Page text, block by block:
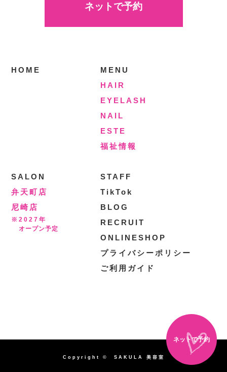
ネットで予約
ネットで予約
HOME
MENU
HAIR
EYELASH
NAIL
ESTE
福祉情報
SALON
弁天町店
尼崎店
※2027年
オープン予定
STAFF
TikTok
BLOG
RECRUIT
ONLINESHOP
プライバシーポリシー
ご利用ガイド
Copyright © SAKULA 美容室